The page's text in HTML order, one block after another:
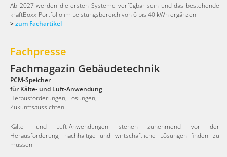
Ab 2027 werden die ersten Systeme verfügbar sein und das bestehende
kraftBoxx‑Portfolio im Leistungsbereich von 6 bis 40 kWh ergänzen.
>zum Fachartikel
Fachpresse
Fachmagazin Gebäudetechnik
PCM-Speicher
für Kälte- und Luft-Anwendung
Herausforderungen, Lösungen,
Zukunftsaussichten
Kälte- und Luft-Anwendungen stehen zunehmend vor der
Herausforderung, nachhaltige und wirtschaftliche Lösungen finden zu
müssen.